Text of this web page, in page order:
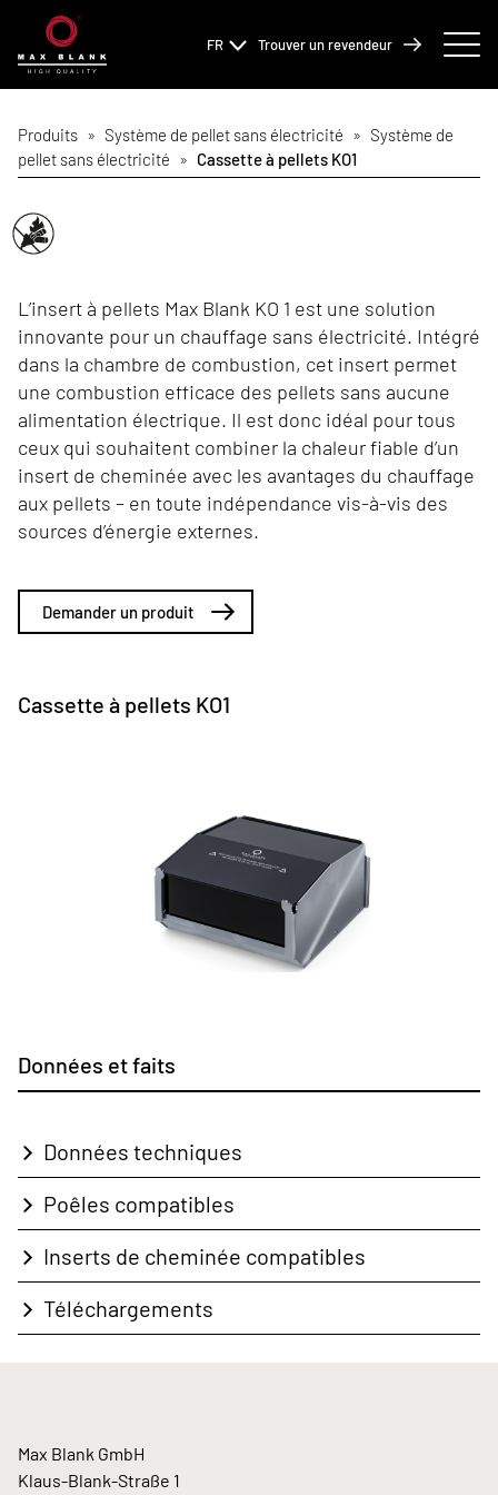
FR Trouver un revendeur
Produits » Système de pellet sans électricité » Système de
pellet sans électricité » Cassette à pellets KO1
L’insert à pellets Max Blank KO 1 est une solution
innovante pour un chauffage sans électricité. Intégré
dans la chambre de combustion, cet insert permet
une combustion efficace des pellets sans aucune
alimentation électrique. Il est donc idéal pour tous
ceux qui souhaitent combiner la chaleur fiable d’un
insert de cheminée avec les avantages du chauffage
aux pellets – en toute indépendance vis-à-vis des
sources d’énergie externes.
Demander un produit
Cassette à pellets KO1
Données et faits
Données techniques
Poêles compatibles
Inserts de cheminée compatibles
Téléchargements
Max Blank GmbH
Klaus-Blank-Straße 1